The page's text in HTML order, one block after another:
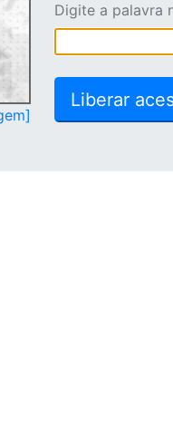
Digite a palavra